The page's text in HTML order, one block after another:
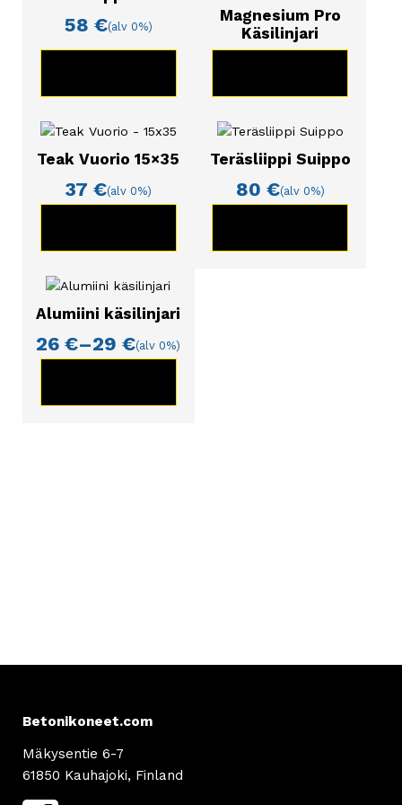
58 €(alv 0%)
Magnesium Pro
Käsilinjari
Teak Vuorio 15×35
37€(alv 0%)
Teräsliippi Suippo
80 €(alv 0%)
Alumiini käsilinjari
26€–29€
Hintaluokka:
29 €
(alv 0%)
Tällä
tuotteella
useampi
tehdä
Betonikoneet.com
Mäkysentie 6-7
61850 Kauhajoki, Finland